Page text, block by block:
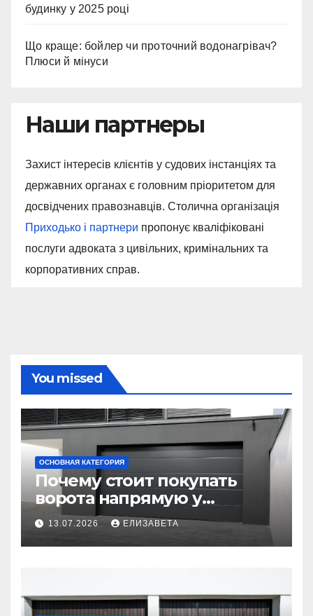
будинку у 2025 році
Що краще: бойлер чи проточний водонагрівач?
Плюси й мінуси
Наши партнеры
Захист інтересів клієнтів у судових інстанціях та
державних органах є головним пріоритетом для
досвідчених правознавців. Столична організація
Приходько і партнери пропонує кваліфіковані
послуги адвоката з цивільних, кримінальних та
корпоративних справ.
You missed
ОСНОВНАЯ КАТЕГОРИЯ
Почему стоит покупать
ворота напрямую у
производителя
13.07.2026 ЕЛИЗАВЕТА